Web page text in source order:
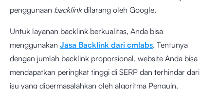
penggunaan backlinkdilarang oleh Google.
Untuk layanan backlink berkualitas, Anda bisa
menggunakan Jasa Backlink dari cmlabs. Tentunya
dengan jumlah backlink proporsional, website Anda bisa
mendapatkan peringkat tinggi di SERP dan terhindar dari
isu yang dipermasalahkan oleh algoritma Penguin.